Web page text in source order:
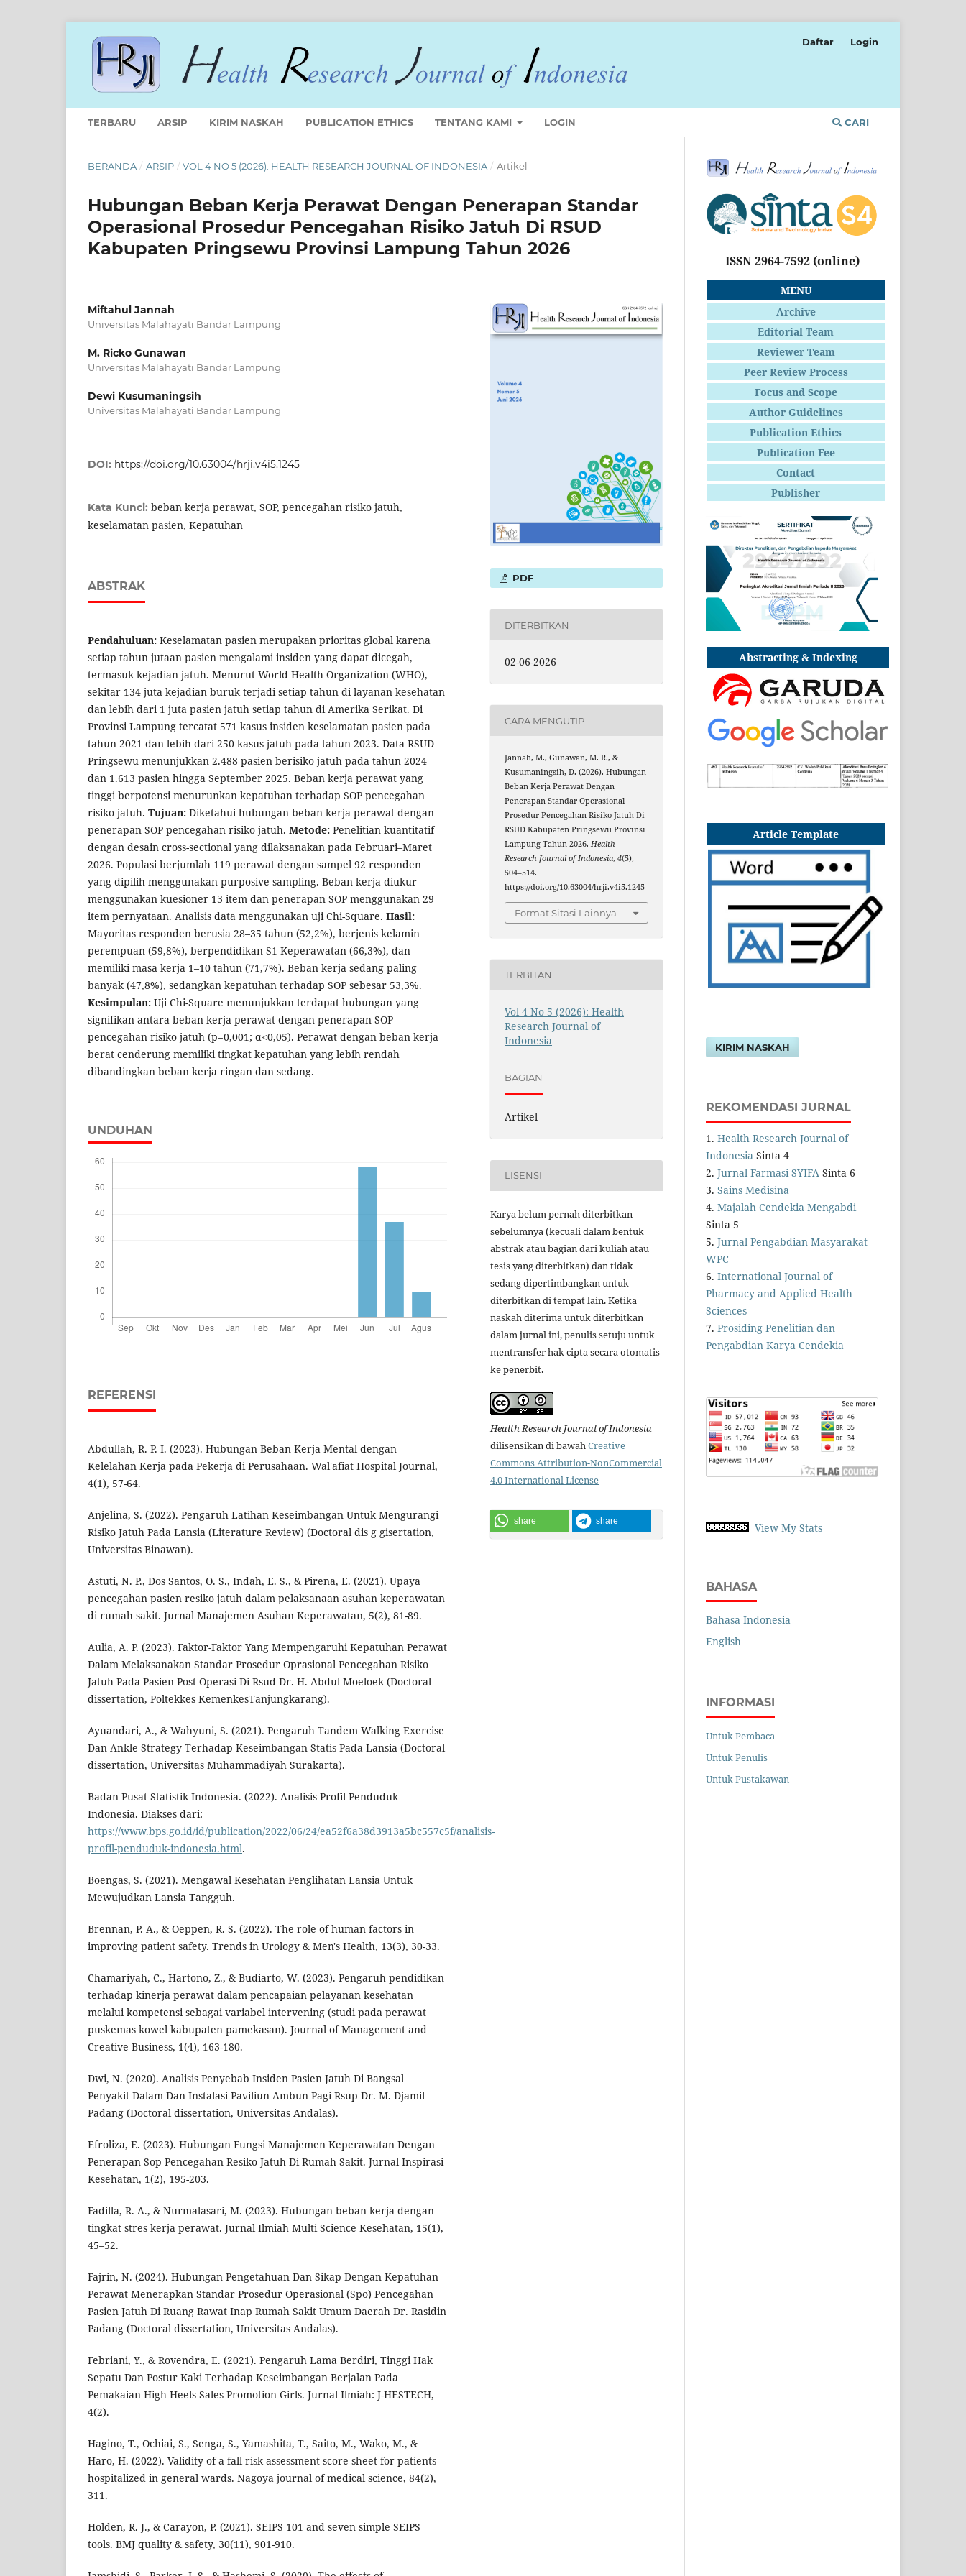
TERBARU ARSIP KIRIM NASKAH PUBLICATION ETHICS TENTANG KAMI LOGIN CARI
Daftar Login
BERANDA / ARSIP / VOL 4 NO 5 (2026): HEALTH RESEARCH JOURNAL OF INDONESIA / Artikel
Hubungan Beban Kerja Perawat Dengan Penerapan Standar
Operasional Prosedur Pencegahan Risiko Jatuh Di RSUD
Kabupaten Pringsewu Provinsi Lampung Tahun 2026
Miftahul Jannah
Universitas Malahayati Bandar Lampung
M. Ricko Gunawan
Universitas Malahayati Bandar Lampung
Dewi Kusumaningsih
Universitas Malahayati Bandar Lampung
DOI: https://doi.org/10.63004/hrji.v4i5.1245
Kata Kunci: beban kerja perawat, SOP, pencegahan risiko jatuh,
keselamatan pasien, Kepatuhan
ABSTRAK
Pendahuluan: Keselamatan pasien merupakan prioritas global karena
setiap tahun jutaan pasien mengalami insiden yang dapat dicegah,
termasuk kejadian jatuh. Menurut World Health Organization (WHO),
sekitar 134 juta kejadian buruk terjadi setiap tahun di layanan kesehatan
dan lebih dari 1 juta pasien jatuh setiap tahun di Amerika Serikat. Di
Provinsi Lampung tercatat 571 kasus insiden keselamatan pasien pada
tahun 2021 dan lebih dari 250 kasus jatuh pada tahun 2023. Data RSUD
Pringsewu menunjukkan 2.488 pasien berisiko jatuh pada tahun 2024
dan 1.613 pasien hingga September 2025. Beban kerja perawat yang
tinggi berpotensi menurunkan kepatuhan terhadap SOP pencegahan
risiko jatuh. Tujuan: Diketahui hubungan beban kerja perawat dengan
penerapan SOP pencegahan risiko jatuh. Metode: Penelitian kuantitatif
dengan desain cross-sectional yang dilaksanakan pada Februari–Maret
2026. Populasi berjumlah 119 perawat dengan sampel 92 responden
yang dipilih menggunakan purposive sampling. Beban kerja diukur
menggunakan kuesioner 13 item dan penerapan SOP menggunakan 29
item pernyataan. Analisis data menggunakan uji Chi-Square. Hasil:
Mayoritas responden berusia 28–35 tahun (52,2%), berjenis kelamin
perempuan (59,8%), berpendidikan S1 Keperawatan (66,3%), dan
memiliki masa kerja 1–10 tahun (71,7%). Beban kerja sedang paling
banyak (47,8%), sedangkan kepatuhan terhadap SOP sebesar 53,3%.
Kesimpulan: Uji Chi-Square menunjukkan terdapat hubungan yang
signifikan antara beban kerja perawat dengan penerapan SOP
pencegahan risiko jatuh (p=0,001; α<0,05). Perawat dengan beban kerja
berat cenderung memiliki tingkat kepatuhan yang lebih rendah
dibandingkan beban kerja ringan dan sedang.
UNDUHAN
REFERENSI
Abdullah, R. P. I. (2023). Hubungan Beban Kerja Mental dengan
Kelelahan Kerja pada Pekerja di Perusahaan. Wal'afiat Hospital Journal,
4(1), 57-64.
Anjelina, S. (2022). Pengaruh Latihan Keseimbangan Untuk Mengurangi
Risiko Jatuh Pada Lansia (Literature Review) (Doctoral dis g gisertation,
Universitas Binawan).
Astuti, N. P., Dos Santos, O. S., Indah, E. S., & Pirena, E. (2021). Upaya
pencegahan pasien resiko jatuh dalam pelaksanaan asuhan keperawatan
di rumah sakit. Jurnal Manajemen Asuhan Keperawatan, 5(2), 81-89.
Aulia, A. P. (2023). Faktor-Faktor Yang Mempengaruhi Kepatuhan Perawat
Dalam Melaksanakan Standar Prosedur Oprasional Pencegahan Risiko
Jatuh Pada Pasien Post Operasi Di Rsud Dr. H. Abdul Moeloek (Doctoral
dissertation, Poltekkes KemenkesTanjungkarang).
Ayuandari, A., & Wahyuni, S. (2021). Pengaruh Tandem Walking Exercise
Dan Ankle Strategy Terhadap Keseimbangan Statis Pada Lansia (Doctoral
dissertation, Universitas Muhammadiyah Surakarta).
Badan Pusat Statistik Indonesia. (2022). Analisis Profil Penduduk
Indonesia. Diakses dari:
https://www.bps.go.id/id/publication/2022/06/24/ea52f6a38d3913a5bc557c5f/analisis-
profil-penduduk-indonesia.html.
Boengas, S. (2021). Mengawal Kesehatan Penglihatan Lansia Untuk
Mewujudkan Lansia Tangguh.
Brennan, P. A., & Oeppen, R. S. (2022). The role of human factors in
improving patient safety. Trends in Urology & Men's Health, 13(3), 30-33.
Chamariyah, C., Hartono, Z., & Budiarto, W. (2023). Pengaruh pendidikan
terhadap kinerja perawat dalam pencapaian pelayanan kesehatan
melalui kompetensi sebagai variabel intervening (studi pada perawat
puskemas kowel kabupaten pamekasan). Journal of Management and
Creative Business, 1(4), 163-180.
Dwi, N. (2020). Analisis Penyebab Insiden Pasien Jatuh Di Bangsal
Penyakit Dalam Dan Instalasi Paviliun Ambun Pagi Rsup Dr. M. Djamil
Padang (Doctoral dissertation, Universitas Andalas).
Efroliza, E. (2023). Hubungan Fungsi Manajemen Keperawatan Dengan
Penerapan Sop Pencegahan Resiko Jatuh Di Rumah Sakit. Jurnal Inspirasi
Kesehatan, 1(2), 195-203.
Fadilla, R. A., & Nurmalasari, M. (2023). Hubungan beban kerja dengan
tingkat stres kerja perawat. Jurnal Ilmiah Multi Science Kesehatan, 15(1),
45–52.
Fajrin, N. (2024). Hubungan Pengetahuan Dan Sikap Dengan Kepatuhan
Perawat Menerapkan Standar Prosedur Operasional (Spo) Pencegahan
Pasien Jatuh Di Ruang Rawat Inap Rumah Sakit Umum Daerah Dr. Rasidin
Padang (Doctoral dissertation, Universitas Andalas).
Febriani, Y., & Rovendra, E. (2021). Pengaruh Lama Berdiri, Tinggi Hak
Sepatu Dan Postur Kaki Terhadap Keseimbangan Berjalan Pada
Pemakaian High Heels Sales Promotion Girls. Jurnal Ilmiah: J-HESTECH,
4(2).
Hagino, T., Ochiai, S., Senga, S., Yamashita, T., Saito, M., Wako, M., &
Haro, H. (2022). Validity of a fall risk assessment score sheet for patients
hospitalized in general wards. Nagoya journal of medical science, 84(2),
311.
Holden, R. J., & Carayon, P. (2021). SEIPS 101 and seven simple SEIPS
tools. BMJ quality & safety, 30(11), 901-910.
PDF
DITERBITKAN
02-06-2026
CARA MENGUTIP
Jannah, M., Gunawan, M. R., &
Kusumaningsih, D. (2026). Hubungan
Beban Kerja Perawat Dengan
Penerapan Standar Operasional
Prosedur Pencegahan Risiko Jatuh Di
RSUD Kabupaten Pringsewu Provinsi
Lampung Tahun 2026.Health
Research Journal of Indonesia,4(5),
504–514.
https://doi.org/10.63004/hrji.v4i5.1245
Format Sitasi Lainnya
TERBITAN
Vol 4 No 5 (2026): Health
Research Journal of
Indonesia
BAGIAN
Artikel
LISENSI
Karya belum pernah diterbitkan
sebelumnya (kecuali dalam bentuk
abstrak atau bagian dari kuliah atau
tesis yang diterbitkan) dan tidak
sedang dipertimbangkan untuk
diterbitkan di tempat lain. Ketika
naskah diterima untuk diterbitkan
dalam jurnal ini, penulis setuju untuk
mentransfer hak cipta secara otomatis
ke penerbit.
Health Research Journal of Indonesia
dilisensikan di bawahCreative
Commons Attribution-NonCommercial
4.0 International License
share share
ISSN 2964-7592(online)
MENU
Archive
Editorial Team
Reviewer Team
Peer Review Process
Focus and Scope
Author Guidelines
Publication Ethics
Publication Fee
Contact
Publisher
Abstracting & Indexing
Article Template
KIRIM NASKAH
REKOMENDASI JURNAL
1. Health Research Journal of
Indonesia Sinta 4
2. Jurnal Farmasi SYIFA Sinta 6
3. Sains Medisina
4. Majalah Cendekia Mengabdi
Sinta 5
5. Jurnal Pengabdian Masyarakat
WPC
6. International Journal of
Pharmacy and Applied Health
Sciences
7. Prosiding Penelitian dan
Pengabdian Karya Cendekia
View My Stats
BAHASA
Bahasa Indonesia
English
INFORMASI
Untuk Pembaca
Untuk Penulis
Untuk Pustakawan